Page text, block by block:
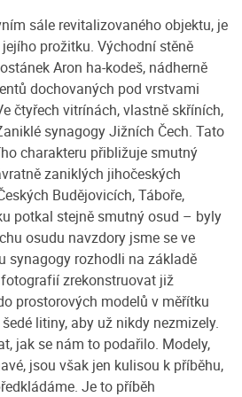
sále revitalizovaného objektu, je
prožitku. Východní stěně
Aron ha-kodeš, nádherně
dochovaných pod vrstvami
čtyřech vitrínách, vlastně skříních,
synagogy Jižních Čech. Tato
charakteru přibližuje smutný
zaniklých jihočeských
Budějovicích, Táboře,
potkal stejně smutný osud – byly
osudu navzdory jsme se ve
synagogy rozhodli na základě
zrekonstruovat již
prostorových modelů v měřítku
litiny, aby už nikdy nezmizely.
jak se nám to podařilo. Modely,
jsou však jen kulisou k příběhu,
Je to příběh